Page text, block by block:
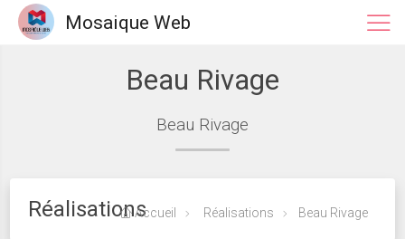
Mosaique Web
Beau Rivage
Beau Rivage
RéalisationsAccueil Réalisations Beau Rivage